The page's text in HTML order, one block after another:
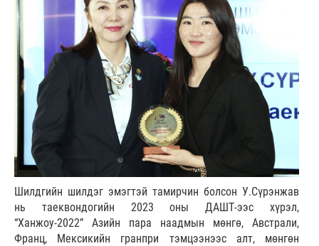
Шилдгийн шилдэг эмэгтэй тамирчин болсон У.Сүрэнжав
нь таеквондогийн 2023 оны ДАШТ-ээс хүрэл,
“Ханжоу-2022” Азийн пара наадмын мөнгө, Австрали,
Франц, Мексикийн гранпри тэмцээнээс алт, мөнгөн